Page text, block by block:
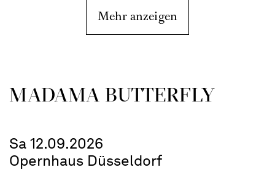
Mehr anzeigen
MADAMA BUTTER­FLY
Sa 12.09.2026
Opernhaus Düsseldorf